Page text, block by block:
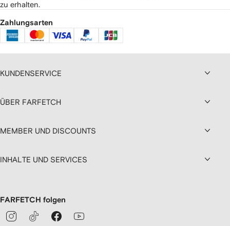
zu erhalten.
Zahlungsarten
KUNDENSERVICE
ÜBER FARFETCH
MEMBER UND DISCOUNTS
INHALTE UND SERVICES
FARFETCH folgen